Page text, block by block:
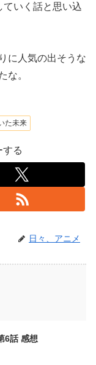
ていく話と思い込
に人気の出そうな
な。
た未来
する
日々、アニメ
6話 感想